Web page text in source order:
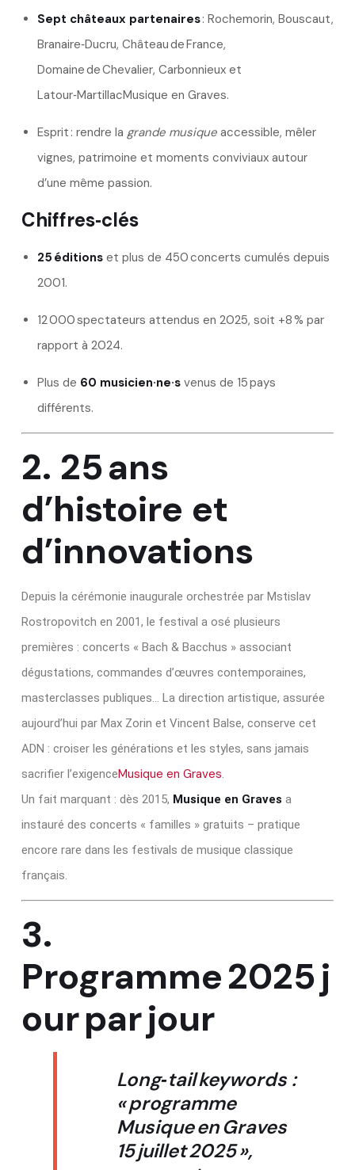
Sept châteaux partenaires: Rochemorin, Bouscaut,
Branaire‑Ducru, Château de France,
Domaine de Chevalier, Carbonnieux et
Latour‑MartillacMusique en Graves.
Esprit : rendre la grande musique accessible, mêler
vignes, patrimoine et moments conviviaux autour
d’une même passion.
Chiffres‑clés
25 éditions et plus de 450 concerts cumulés depuis
2001.
12 000 spectateurs attendus en 2025, soit +8 % par
rapport à 2024.
Plus de 60 musicien·ne·s venus de 15 pays
différents.
2. 25 ans
d’histoire et
d’innovations
Depuis la cérémonie inaugurale orchestrée par Mstislav
Rostropovitch en 2001, le festival a osé plusieurs
premières : concerts « Bach & Bacchus » associant
dégustations, commandes d’œuvres contemporaines,
masterclasses publiques… La direction artistique, assurée
aujourd’hui par Max Zorin et Vincent Balse, conserve cet
ADN : croiser les générations et les styles, sans jamais
sacrifier l’exigenceMusique en Graves.
Un fait marquant : dès 2015, Musique en Graves a
instauré des concerts « familles » gratuits – pratique
encore rare dans les festivals de musique classique
français.
3.
Programme 2025 j
our par jour
Long‑tail keywords :
« programme
Musique en Graves
15 juillet 2025 »,